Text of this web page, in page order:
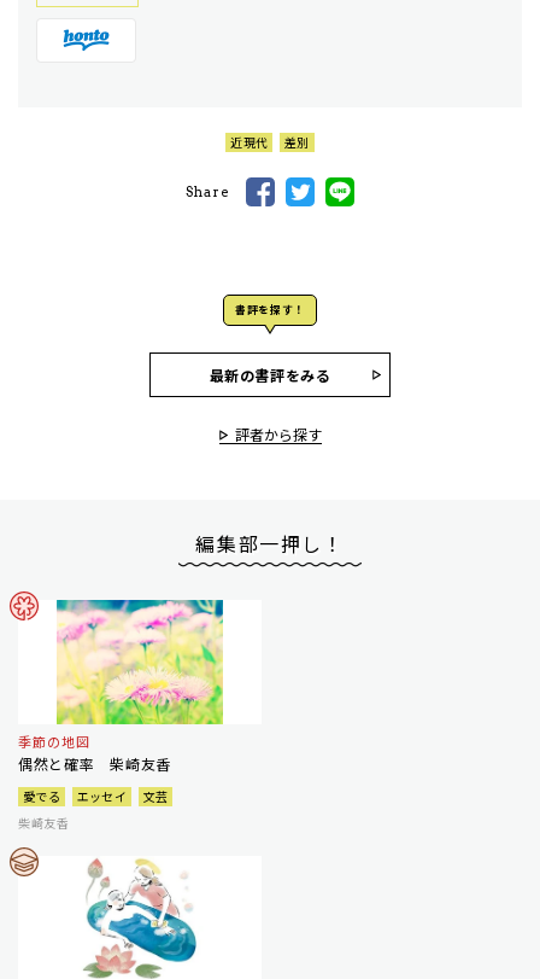
近現代 差別
Share
書評を探す！
最新の書評をみる
評者から探す
編集部一押し！
季節の地図
偶然と確率 柴崎友香
愛でる エッセイ
文芸
柴崎友香